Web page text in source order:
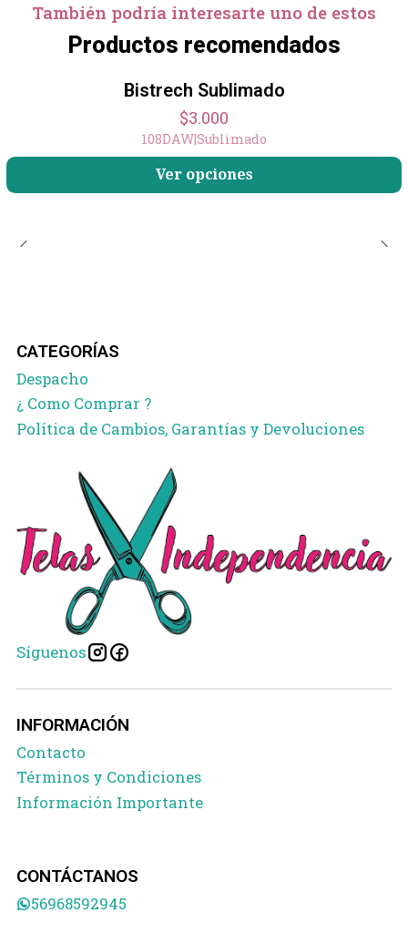
También podría interesarte uno de estos
Productos recomendados
Bistrech Sublimado
$3.000
108DAW|Sublimado
Ver opciones
CATEGORÍAS
Despacho
¿ Como Comprar ?
Política de Cambios, Garantías y Devoluciones
Síguenos
INFORMACIÓN
Contacto
Términos y Condiciones
Información Importante
CONTÁCTANOS
56968592945